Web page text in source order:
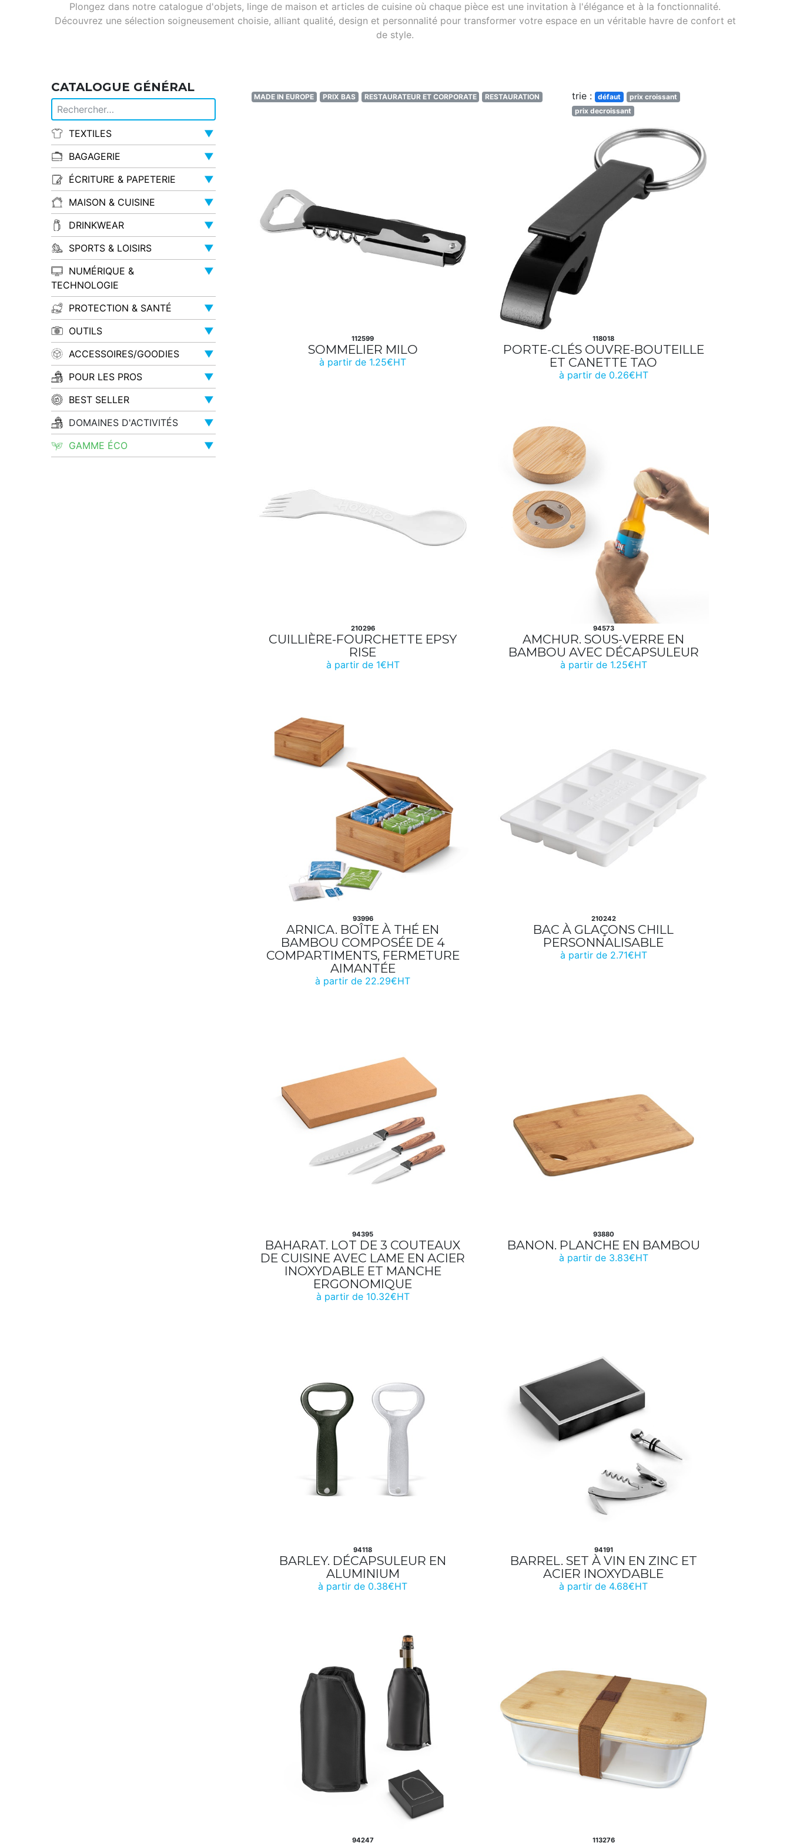
Plongez dans notre catalogue d'objets, linge de maison et articles de cuisine où chaque pièce est une invitation à l'élégance et à la fonctionnalité.
Découvrez une sélection soigneusement choisie, alliant qualité, design et personnalité pour transformer votre espace en un véritable havre de confort et
de style.
CATALOGUE GÉNÉRAL
TEXTILES
▼
BAGAGERIE
▼
ÉCRITURE & PAPETERIE
▼
MAISON & CUISINE
▼
DRINKWEAR
▼
SPORTS & LOISIRS
▼
NUMÉRIQUE &
TECHNOLOGIE
▼
PROTECTION & SANTÉ
▼
OUTILS
▼
ACCESSOIRES/GOODIES
▼
POUR LES PROS
▼
BEST SELLER
▼
DOMAINES D'ACTIVITÉS
▼
GAMME ÉCO
▼
MADE IN EUROPE PRIX BAS RESTAURATEUR ET CORPORATE RESTAURATION trie : défaut
prix croissant
prix decroissant
112599
SOMMELIER MILO
à partir de 1.25€HT
118018
PORTE-CLÉS OUVRE-BOUTEILLE
ET CANETTE TAO
à partir de 0.26€HT
210296
CUILLIÈRE-FOURCHETTE EPSY
RISE
à partir de 1€HT
94573
AMCHUR. SOUS-VERRE EN
BAMBOU AVEC DÉCAPSULEUR
à partir de 1.25€HT
93996
ARNICA. BOÎTE À THÉ EN
BAMBOU COMPOSÉE DE 4
COMPARTIMENTS, FERMETURE
AIMANTÉE
à partir de 22.29€HT
210242
BAC À GLAÇONS CHILL
PERSONNALISABLE
à partir de 2.71€HT
94395
BAHARAT. LOT DE 3 COUTEAUX
DE CUISINE AVEC LAME EN ACIER
INOXYDABLE ET MANCHE
ERGONOMIQUE
à partir de 10.32€HT
93880
BANON. PLANCHE EN BAMBOU
à partir de 3.83€HT
94118
BARLEY. DÉCAPSULEUR EN
ALUMINIUM
à partir de 0.38€HT
94191
BARREL. SET À VIN EN ZINC ET
ACIER INOXYDABLE
à partir de 4.68€HT
94247 113276